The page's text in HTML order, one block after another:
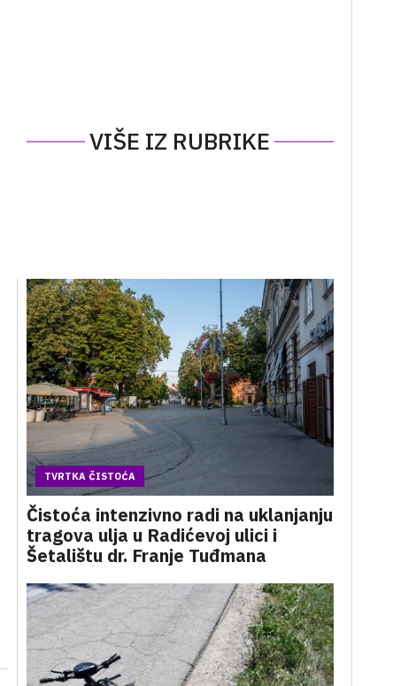
VIŠE IZ RUBRIKE
TVRTKA ČISTOĆA
Čistoća intenzivno radi na uklanjanju
tragova ulja u Radićevoj ulici i
Šetalištu dr. Franje Tuđmana